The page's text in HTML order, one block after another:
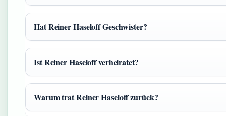
Hat Reiner Haseloff Geschwister?
Ist Reiner Haseloff verheiratet?
Warum trat Reiner Haseloff zurück?